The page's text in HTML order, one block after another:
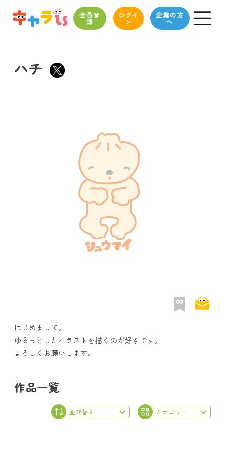
会員登
録
ログイ
ン
企業の方
へ
ハチ
はじめまして。
ゆるっとしたイラストを描くのが好きです。
よろしくお願いします。
作品一覧